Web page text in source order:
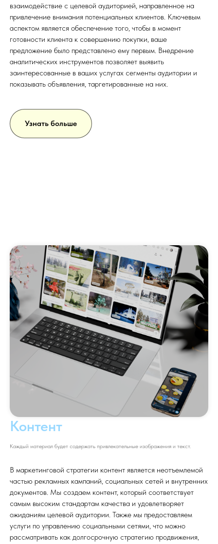
взаимодействие с целевой аудиторией, направленное на
привлечение внимания потенциальных клиентов. Ключевым
аспектом является обеспечение того, чтобы в момент
готовности клиента к совершению покупки, ваше
предложение было представлено ему первым. Внедрение
аналитических инструментов позволяет выявить
заинтересованные в ваших услугах сегменты аудитории и
показывать объявления, таргетированные на них.
Узнать больше
Контент
Каждый материал будет содержать привлекательные изображения и текст.
В маркетинговой стратегии контент является неотъемлемой
частью рекламных кампаний, социальных сетей и внутренних
документов. Мы создаем контент, который соответствует
самым высоким стандартам качества и удовлетворяет
ожиданиям целевой аудитории. Также мы предоставляем
услуги по управлению социальными сетями, что можно
рассматривать как долгосрочную стратегию продвижения,